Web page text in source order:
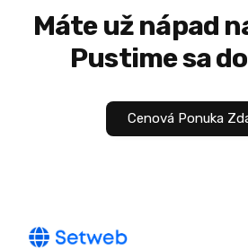
Máte užnápad
Pustime sa
Cenová Ponuka